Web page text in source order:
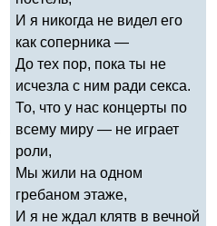
И я никогда не видел его
как соперника —
До тех пор, пока ты не
исчезла с ним ради секса.
То, что у нас концерты по
всему миру — не играет
роли,
Мы жили на одном
гребаном этаже,
И я не ждал клятв в вечной